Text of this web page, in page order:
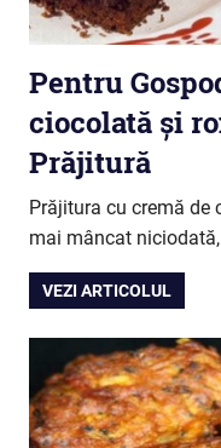
Pentru
ciocolată și
Prăjitură
Prăjitura cu cremă de
mai mâncat
VEZI ARTICOLUL